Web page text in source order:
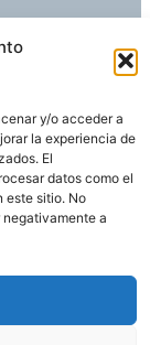
y/o acceder a
la experiencia de
El
datos como el
este sitio. No
a
Escríbeme
cookies